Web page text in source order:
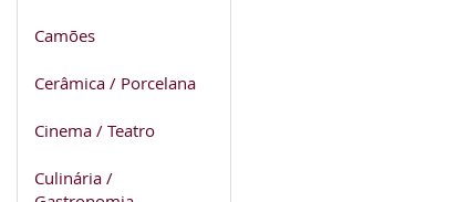
Camões
Cerâmica / Porcelana
Cinema / Teatro
Culinária /